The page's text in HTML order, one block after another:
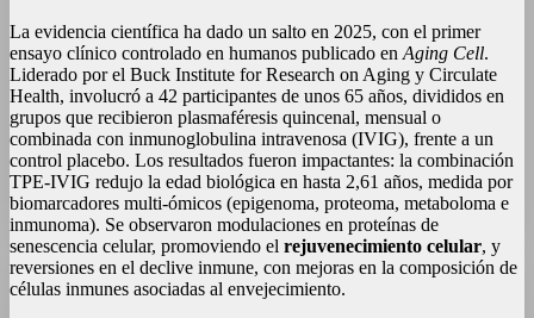
La evidencia científica ha dado un salto en 2025, con el primer
ensayo clínico controlado en humanos publicado en Aging Cell.
Liderado por el Buck Institute for Research on Aging y Circulate
Health, involucró a 42 participantes de unos 65 años, divididos en
grupos que recibieron plasmaféresis quincenal, mensual o
combinada con inmunoglobulina intravenosa (IVIG), frente a un
control placebo. Los resultados fueron impactantes: la combinación
TPE-IVIG redujo la edad biológica en hasta 2,61 años, medida por
biomarcadores multi-ómicos (epigenoma, proteoma, metaboloma e
inmunoma). Se observaron modulaciones en proteínas de
senescencia celular, promoviendo el rejuvenecimiento celular, y
reversiones en el declive inmune, con mejoras en la composición de
células inmunes asociadas al envejecimiento.